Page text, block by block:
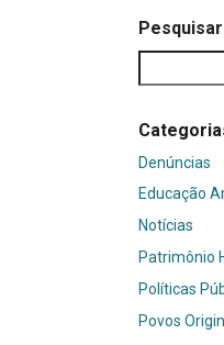
Pesquisar
Denúncias
Educação
Notícias
Patrimônio
Políticas
Povos